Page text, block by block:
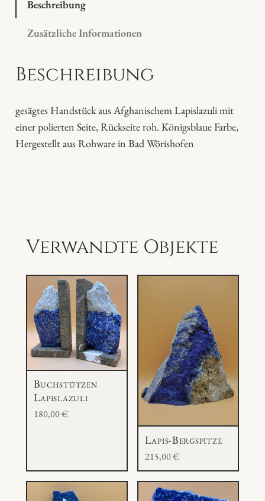
a
l
e
Beschreibung
Zusätzliche Informationen
Beschreibung
gesägtes Handstück aus Afghanischem Lapislazuli mit
einer polierten Seite, Rückseite roh. Königsblaue Farbe,
Hergestellt aus Rohware in Bad Wörishofen
Verwandte Objekte
Buchstützen
Lapislazuli
180,00€
Lapis-Bergspitze
215,00€